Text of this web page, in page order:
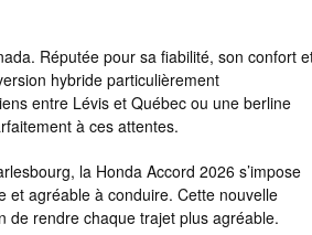
Réputée pour sa fiabilité, son confort
hybride particulièrement
entre Lévis et Québec ou une berline
à ces attentes.
la Honda Accord 2026 s’impose
et agréable à conduire. Cette nouvelle
de rendre chaque trajet plus agréable.